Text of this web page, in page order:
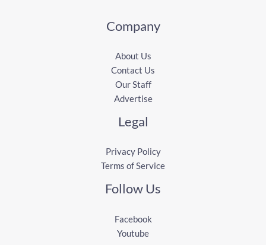
Company
About Us
Contact Us
Our Staff
Advertise
Legal
Privacy Policy
Terms of Service
Follow Us
Facebook
Youtube